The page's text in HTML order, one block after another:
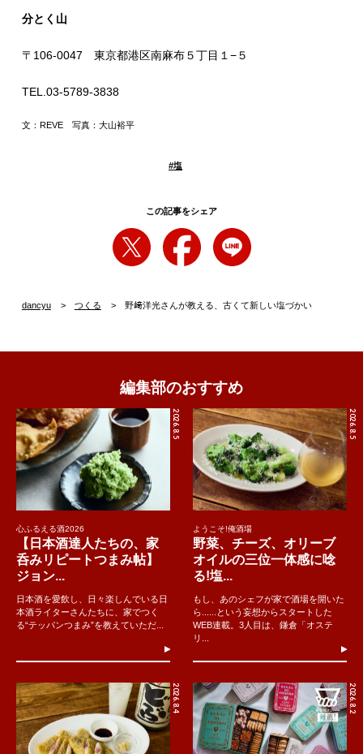
分とく山
〒106-0047 東京都港区南麻布５丁目１−５
TEL.03-5789-3838
文：REVE 写真：大山裕平
#塩
この記事をシェア
dancyu つくる 野﨑洋光さんが教える、古くて新しい塩づかい
編集部のおすすめ
2026.8.5
心ふるえる酒2026
【日本酒達人たちの、家
呑みリピートつまみ帖】
ジョン...
日本酒を愛飲し、日々楽しんでいる日
本酒ライターさんたちに、家でつく
る“テッパンつまみ”を教えていただ...
2026.8.5
ようこそ!俺酒場
野菜、チーズ、オリーブ
オイルの三位一体感に唸
る!塩...
もし、あのシェフが家で酒場を開いた
ら......という妄想からスタートした
WEB連載。3人目は、鎌倉「オステ
リ...
2026.8.4 2026.8.2